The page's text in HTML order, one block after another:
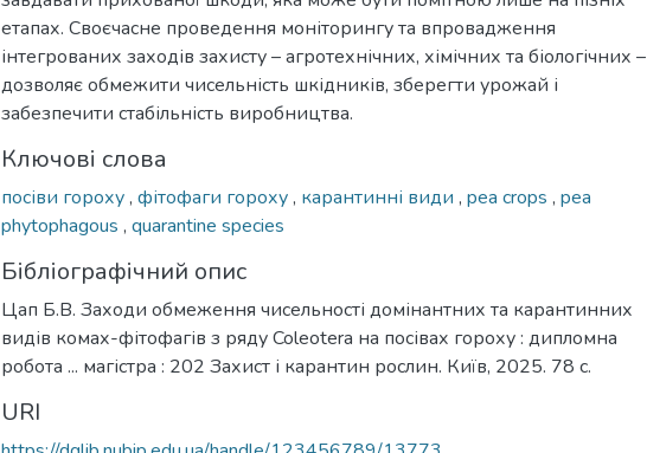
етапах. Своєчасне проведення моніторингу та впровадження
інтегрованих заходів захисту – агротехнічних, хімічних та біологічних –
дозволяє обмежити чисельність шкідників, зберегти урожай і
забезпечити стабільність виробництва.
Ключові слова
посіви гороху, фітофаги гороху, карантинні види , pea crops , pea
phytophagous , quarantine species
Бібліографічний опис
Цап Б.В. Заходи обмеження чисельності домінантних та карантинних
видів комах-фітофагів з ряду Coleotera на посівах гороху : дипломна
робота ... магістра : 202 Захист і карантин рослин. Київ, 2025. 78 с.
URI